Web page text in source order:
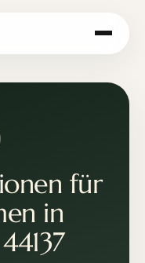
für
in